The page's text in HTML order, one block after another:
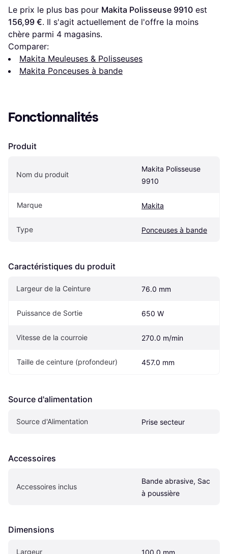
Le prix le plus bas pour Makita Polisseuse 9910
156,99 €. Il s'agit actuellement de l'offre la moins
chère parmi 4 magasins.
Comparer:
Makita Meuleuses & Polisseuses
Makita Ponceuses à bande
Fonctionnalités
Produit
Nom du produit
Makita Polisseuse
9910
Marque Makita
Type Ponceuses à bande
Caractéristiques du produit
Largeur de la Ceinture 76.0 mm
Puissance de Sortie 650 W
Vitesse de la courroie 270.0 m/min
Taille de ceinture (profondeur) 457.0 mm
Source d'alimentation
Source d'Alimentation Prise secteur
Accessoires
Accessoires inclus
Bande abrasive, Sac
à poussière
Dimensions
Largeur